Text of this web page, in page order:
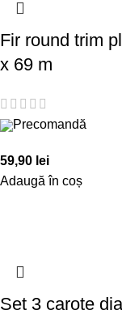
Fir round trim
x 69 m
Precomandă
59,90 lei
Adaugă în coș
Set 3 carote